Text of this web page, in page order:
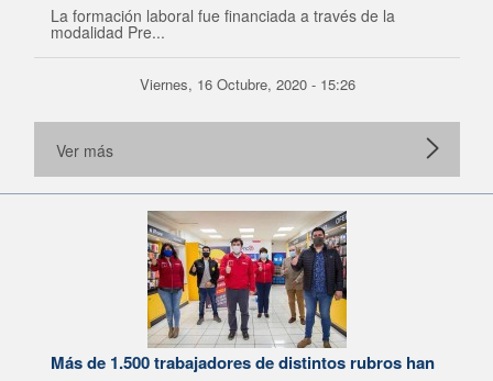
La formación laboral fue financiada a través de la
modalidad Pre...
Viernes, 16 Octubre, 2020 - 15:26
Ver más
Más de 1.500 trabajadores de distintos rubros han